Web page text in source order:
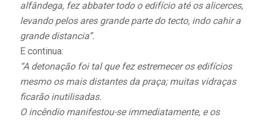
alfândega, fez abbater todo o edifício até os alicerces,
levando pelos ares grande parte do tecto, indo cahir a
grande distancia”.
E continua:
“A detonação foi tal que fez estremecer os edifícios
mesmo os mais distantes da praça; muitas vidraças
ficarão inutilisadas.
O incêndio manifestou-se immediatamente, e os